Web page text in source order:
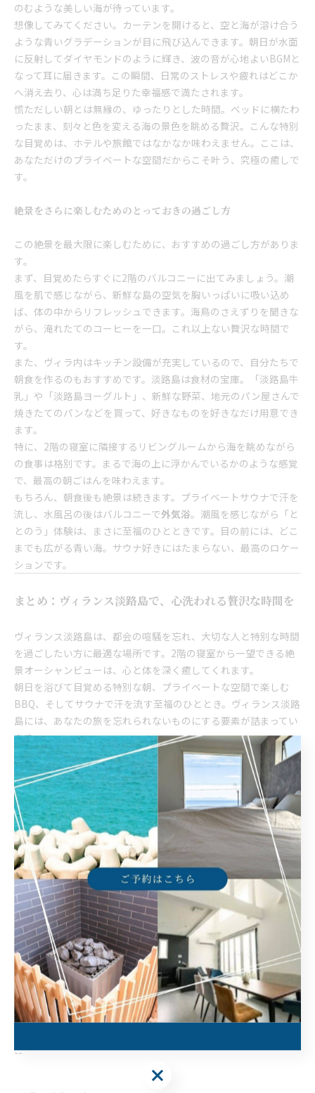
のむような美しい海が待っています。
想像してみてください。カーテンを開けると、空と海が溶け合う
ような青いグラデーションが目に飛び込んできます。朝日が水面
に反射してダイヤモンドのように輝き、波の音が心地よいBGMと
なって耳に届きます。この瞬間、日常のストレスや疲れはどこか
へ消え去り、心は満ち足りた幸福感で満たされます。
慌ただしい朝とは無縁の、ゆったりとした時間。ベッドに横たわ
ったまま、刻々と色を変える海の景色を眺める贅沢。こんな特別
な目覚めは、ホテルや旅館ではなかなか味わえません。ここは、
あなただけのプライベートな空間だからこそ叶う、究極の癒しで
す。
絶景をさらに楽しむためのとっておきの過ごし方
この絶景を最大限に楽しむために、おすすめの過ごし方がありま
す。
まず、目覚めたらすぐに2階のバルコニーに出てみましょう。潮
風を肌で感じながら、新鮮な島の空気を胸いっぱいに吸い込め
ば、体の中からリフレッシュできます。海鳥のさえずりを聞きな
がら、淹れたてのコーヒーを一口。これ以上ない贅沢な時間で
す。
また、ヴィラ内はキッチン設備が充実しているので、自分たちで
朝食を作るのもおすすめです。淡路島は食材の宝庫。「淡路島牛
乳」や「淡路島ヨーグルト」、新鮮な野菜、地元のパン屋さんで
焼きたてのパンなどを買って、好きなものを好きなだけ用意でき
ます。
特に、2階の寝室に隣接するリビングルームから海を眺めながら
の食事は格別です。まるで海の上に浮かんでいるかのような感覚
で、最高の朝ごはんを味わえます。
もちろん、朝食後も絶景は続きます。プライベートサウナで汗を
流し、水風呂の後はバルコニーで外気浴。潮風を感じながら「と
とのう」体験は、まさに至福のひとときです。目の前には、どこ
までも広がる青い海。サウナ好きにはたまらない、最高のロケー
ションです。
まとめ：ヴィランス淡路島で、心洗われる贅沢な時間を
ヴィランス淡路島は、都会の喧騒を忘れ、大切な人と特別な時間
を過ごしたい方に最適な場所です。2階の寝室から一望できる絶
景オーシャンビューは、心と体を深く癒してくれます。
朝日を浴びて目覚める特別な朝、プライベートな空間で楽しむ
BBQ、そしてサウナで汗を流す至福のひととき。ヴィランス淡路
島には、あなたの旅を忘れられないものにする要素が詰まってい
ます。
次の旅行は、淡路島へ。そして、ヴィランス淡路島で、心洗われ
るような贅沢な時間を過ごしてみてはいかがでしょうか。きっ
と、日常では味わえない感動と癒しに出会えるはずです。
--------------------------------------------------------------------
--
ヴィランス淡路島
住所 :兵庫県洲本市由良町由良7-1
電話番号 :​090-5764-1776
大人数で淡路島に宿泊できる場所
淡路島で落ち着きやすい一棟貸し
淡路島でプライベートのひととき
--